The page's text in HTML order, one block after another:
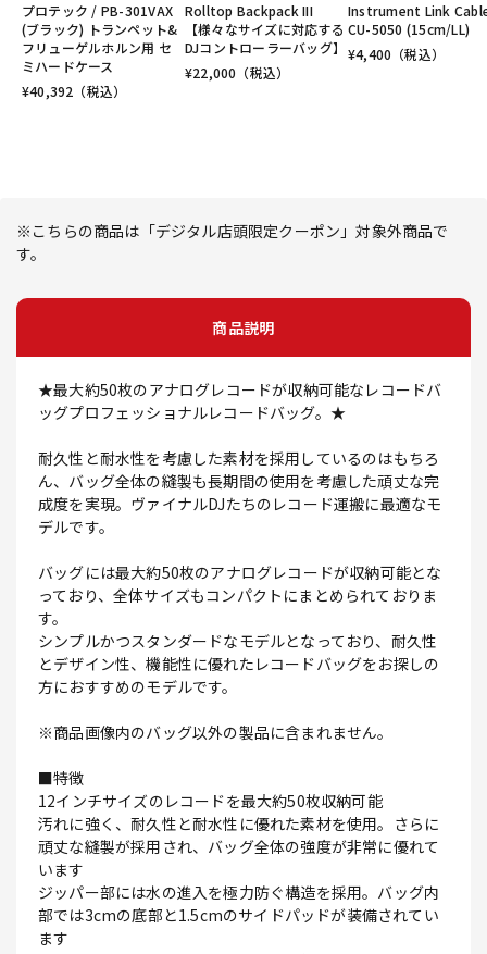
プロテック / PB-301VAX
(ブラック) トランペット&
フリューゲルホルン用 セ
ミハードケース
¥40,392 （税込）
Rolltop Backpack III
【様々なサイズに対応する
DJコントローラーバッグ】
¥22,000 （税込）
Instrument Link
CU-5050 (15cm/LL)
¥4,400 （税込）
※こちらの商品は「デジタル店頭限定クーポン」対象外商品で
す。
商品説明
★最大約50枚のアナログレコードが収納可能なレコードバ
ッグプロフェッショナルレコードバッグ。★
耐久性と耐水性を考慮した素材を採用しているのはもちろ
ん、バッグ全体の縫製も長期間の使用を考慮した頑丈な完
成度を実現。ヴァイナルDJたちのレコード運搬に最適なモ
デルです。
バッグには最大約50枚のアナログレコードが収納可能とな
っており、全体サイズもコンパクトにまとめられておりま
す。
シンプルかつスタンダードなモデルとなっており、耐久性
とデザイン性、機能性に優れたレコードバッグをお探しの
方におすすめのモデルです。
※商品画像内のバッグ以外の製品に含まれません。
■特徴
12インチサイズのレコードを最大約50枚収納可能
汚れに強く、耐久性と耐水性に優れた素材を使用。さらに
頑丈な縫製が採用され、バッグ全体の強度が非常に優れて
います
ジッパー部には水の進入を極力防ぐ構造を採用。バッグ内
部では3cmの底部と1.5cmのサイドパッドが装備されてい
ます